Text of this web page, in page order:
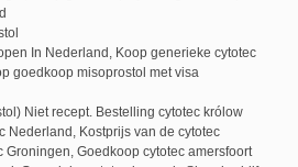
In Nederland, Koop generieke cytotec
goedkoop misoprostol met visa
Niet recept. Bestelling cytotec królow
Nederland, Kostprijs van de cytotec
Groningen, Goedkoop cytotec amersfoort